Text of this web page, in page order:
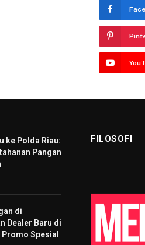
ke Polda Riau:
Pangan
di
Dealer Baru di
Spesial
FILOSOFI